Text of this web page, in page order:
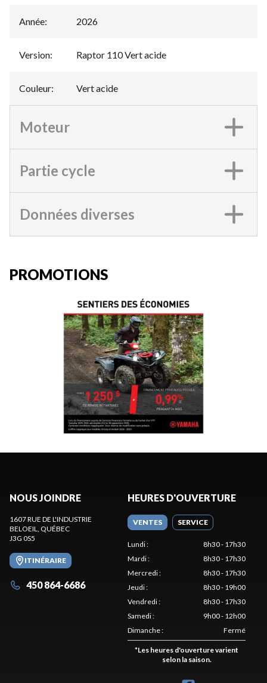
Année: 2026
Version: Raptor 110 Vert acide
Couleur: Vert acide
Moteur
Partie cycle
Données diverses
PROMOTIONS
NOUS JOINDRE
1607 RUE DE L'INDUSTRIE
BELOEIL, QUÉBEC
J3G 0S5
ITINÉRAIRE
450 864-6686
HEURES D'OUVERTURE
VENTES SERVICE
Lundi:
8h30 - 17h30
Mardi:
8h30 - 17h30
Mercredi:
8h30 - 17h30
Jeudi:
8h30 - 19h00
Vendredi:
8h30 - 17h30
Samedi:
9h00 - 12h00
Dimanche: Fermé
*Les heures d'ouverture varient
selon la saison.